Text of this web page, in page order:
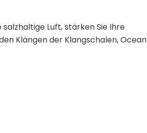
Luft, stärken Sie Ihre
Klängen der Klangschalen, Ocean